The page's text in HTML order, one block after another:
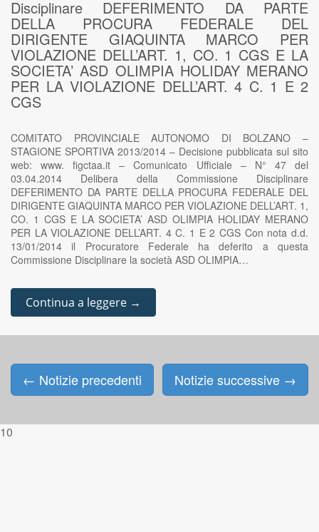
Disciplinare DEFERIMENTO DA PARTE
DELLA PROCURA FEDERALE DEL
DIRIGENTE GIAQUINTA MARCO PER
VIOLAZIONE DELL’ART. 1, CO. 1 CGS E LA
SOCIETA’ ASD OLIMPIA HOLIDAY MERANO
PER LA VIOLAZIONE DELL’ART. 4 C. 1 E 2
CGS
COMITATO PROVINCIALE AUTONOMO DI BOLZANO –
STAGIONE SPORTIVA 2013/2014 – Decisione pubblicata sul sito
web: www. figctaa.it – Comunicato Ufficiale – N° 47 del
03.04.2014 Delibera della Commissione Disciplinare
DEFERIMENTO DA PARTE DELLA PROCURA FEDERALE DEL
DIRIGENTE GIAQUINTA MARCO PER VIOLAZIONE DELL’ART. 1,
CO. 1 CGS E LA SOCIETA’ ASD OLIMPIA HOLIDAY MERANO
PER LA VIOLAZIONE DELL’ART. 4 C. 1 E 2 CGS Con nota d.d.
13/01/2014 il Procuratore Federale ha deferito a questa
Commissione Disciplinare la società ASD OLIMPIA…
Continua a leggere →
Posts navigation
← Notizie precedenti Notizie successive →
10